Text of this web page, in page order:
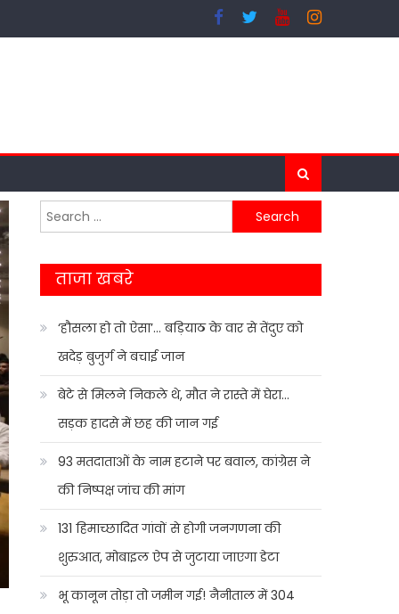
Search
for:
ताजा खबरे
‘हौसला हो तो ऐसा’… बड़ियाठ के वार से तेंदुए को
खदेड़ बुजुर्ग ने बचाई जान
बेटे से मिलने निकले थे, मौत ने रास्ते में घेरा…
सड़क हादसे में छह की जान गई
93 मतदाताओं के नाम हटाने पर बवाल, कांग्रेस ने
की निष्पक्ष जांच की मांग
131 हिमाच्छादित गांवों से होगी जनगणना की
शुरुआत, मोबाइल ऐप से जुटाया जाएगा डेटा
भू कानून तोड़ा तो जमीन गई! नैनीताल में 304